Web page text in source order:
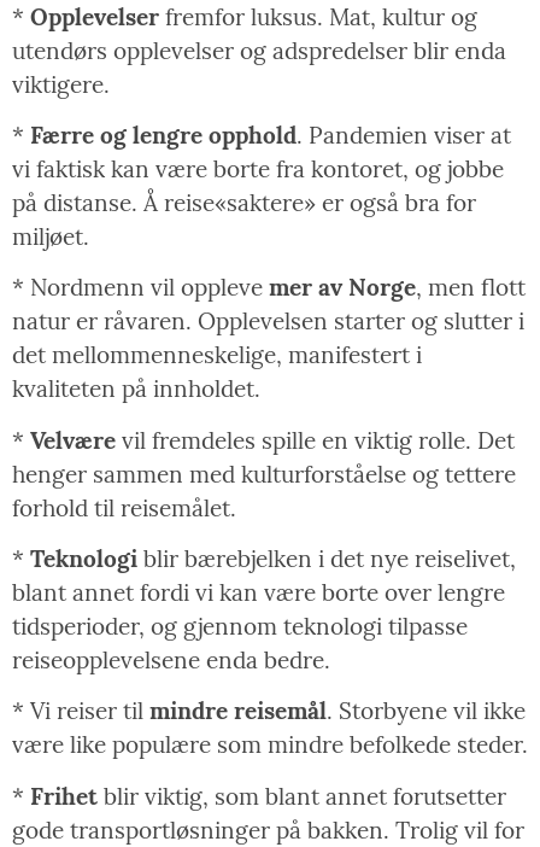
* Opplevelser fremfor luksus. Mat, kultur og
utendørs opplevelser og adspredelser blir enda
viktigere.
* Færre og lengre opphold. Pandemien viser at
vi faktisk kan være borte fra kontoret, og jobbe
på distanse. Å reise«saktere» er også bra for
miljøet.
* Nordmenn vil oppleve mer av Norge, men flott
natur er råvaren. Opplevelsen starter og slutter i
det mellommenneskelige, manifestert i
kvaliteten på innholdet.
* Velvære vil fremdeles spille en viktig rolle. Det
henger sammen med kulturforståelse og tettere
forhold til reisemålet.
* Teknologi blir bærebjelken i det nye reiselivet,
blant annet fordi vi kan være borte over lengre
tidsperioder, og gjennom teknologi tilpasse
reiseopplevelsene enda bedre.
* Vi reiser til mindre reisemål. Storbyene vil ikke
være like populære som mindre befolkede steder.
* Frihet blir viktig, som blant annet forutsetter
gode transportløsninger på bakken. Trolig vil for